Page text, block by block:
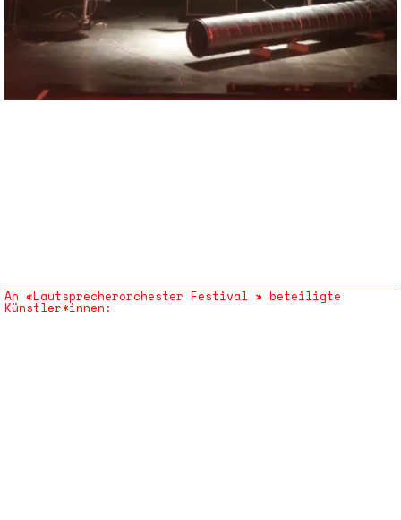
An «Lautsprecherorchester Festival » beteiligte
Künstler*innen: